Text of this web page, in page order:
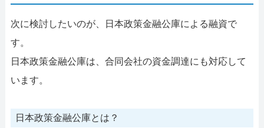
次に検討したいのが、日本政策金融公庫による融資で
す。
日本政策金融公庫は、合同会社の資金調達にも対応して
います。
日本政策金融公庫とは？